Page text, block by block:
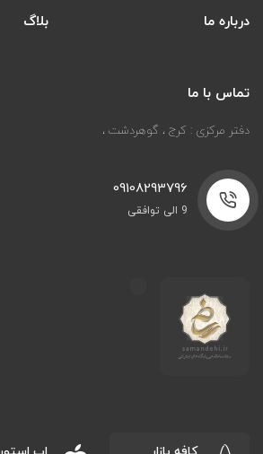
درباره ما بلاگ
تماس با ما
دفتر مرکزی : کرج ، گوهردشت ،
09108293796
9 الی توافقی